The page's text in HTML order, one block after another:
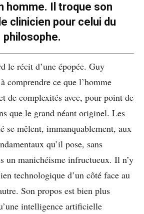
homme. Il troque son
clinicien pour celui du
philosophe.
le récit d’une épopée. Guy
comprendre ce que l’homme
de complexités avec, pour point de
que le grand néant originel. Les
se mêlent, immanquablement, aux
qu’il pose, sans
un manichéisme infructueux. Il n’y
technologique d’un côté face au
Son propos est bien plus
intelligence artificielle